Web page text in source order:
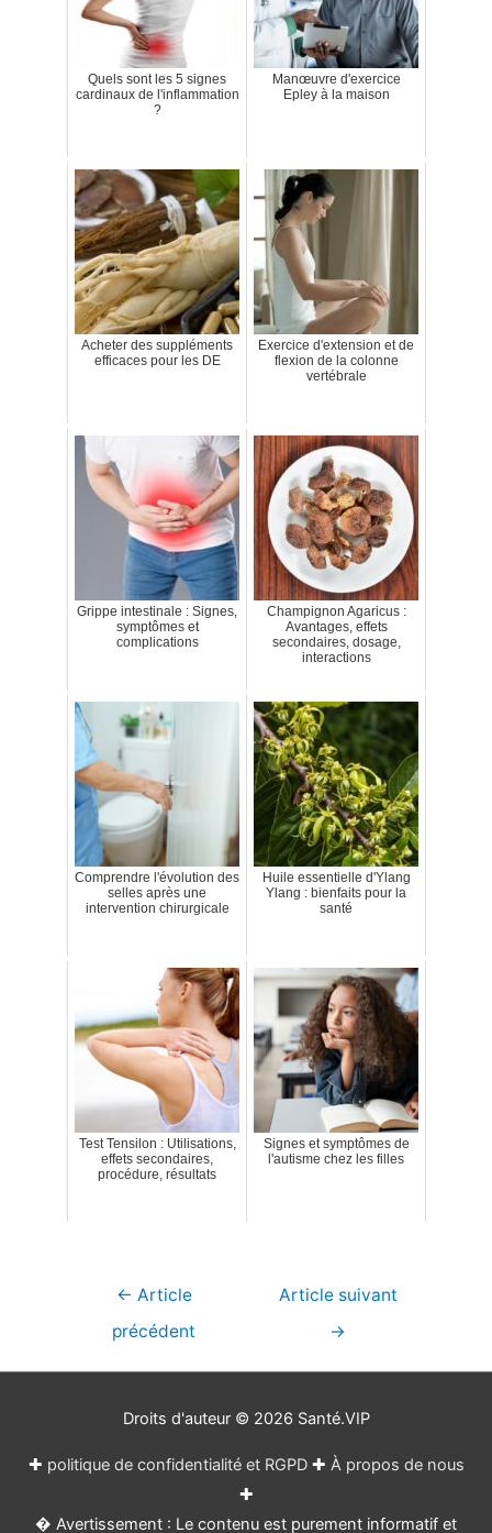
Quels sont les 5 signes
cardinaux de l'inflammation
?
Manœuvre d'exercice
Epley à la maison
Acheter des suppléments
efficaces pour les DE
Exercice d'extension et de
flexion de la colonne
vertébrale
Grippe intestinale : Signes,
symptômes et
complications
Champignon Agaricus :
Avantages, effets
secondaires, dosage,
interactions
Comprendre l'évolution des
selles après une
intervention chirurgicale
Huile essentielle d'Ylang
Ylang : bienfaits pour la
santé
Test Tensilon : Utilisations,
effets secondaires,
procédure, résultats
Signes et symptômes de
l'autisme chez les filles
Navigation
← Article
précédent
Article suivant
→
Droits d'auteur © 2026 Santé.VIP
✚ politique de confidentialité et RGPD✚ À propos de nous
✚
� Avertissement : Le contenu est purement informatif et